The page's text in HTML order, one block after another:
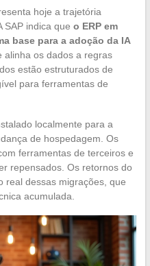
hoje a trajetória
SAP indica que o ERP em
base para a adoção da IA
alinha os dados a regras
estão estruturados de
para ferramentas de
localmente para a
de hospedagem. Os
ferramentas de terceiros e
repensados. Os retornos do
real dessas migrações, que
acumulada.